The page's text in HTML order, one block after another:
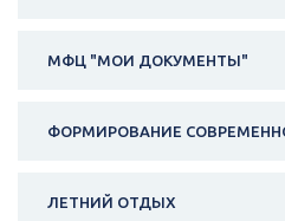
МФЦ "МОИ ДОКУМЕНТЫ"
ФОРМИРОВАНИЕ
ЛЕТНИЙ ОТДЫХ